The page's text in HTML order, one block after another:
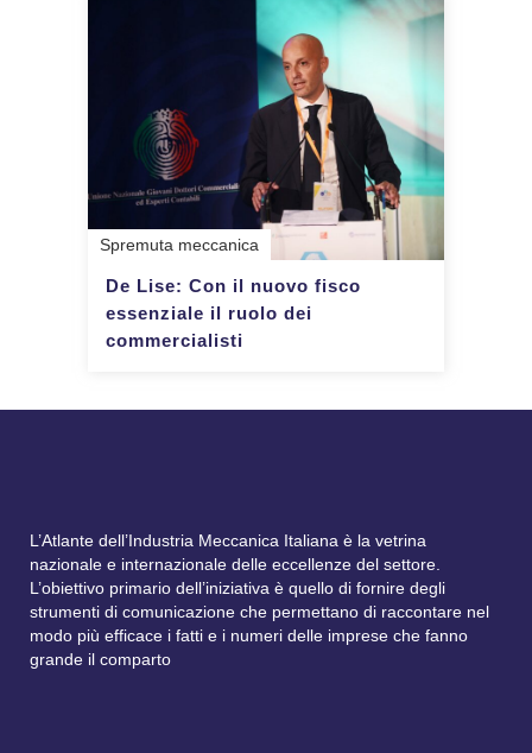
Spremuta meccanica
De Lise: Con il nuovo fisco
essenziale il ruolo dei
commercialisti
L’Atlante dell’Industria Meccanica Italiana è la vetrina
nazionale e internazionale delle eccellenze del settore.
L’obiettivo primario dell’iniziativa è quello di fornire degli
strumenti di comunicazione che permettano di raccontare nel
modo più efficace i fatti e i numeri delle imprese che fanno
grande il comparto